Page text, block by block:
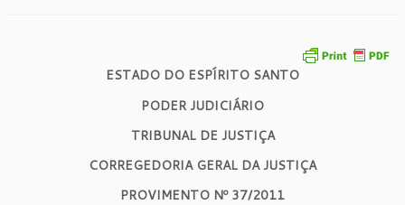
ESTADO DO ESPÍRITO SANTO
PODER JUDICIÁRIO
TRIBUNAL DE JUSTIÇA
CORREGEDORIA GERAL DA JUSTIÇA
PROVIMENTO Nº 37/2011